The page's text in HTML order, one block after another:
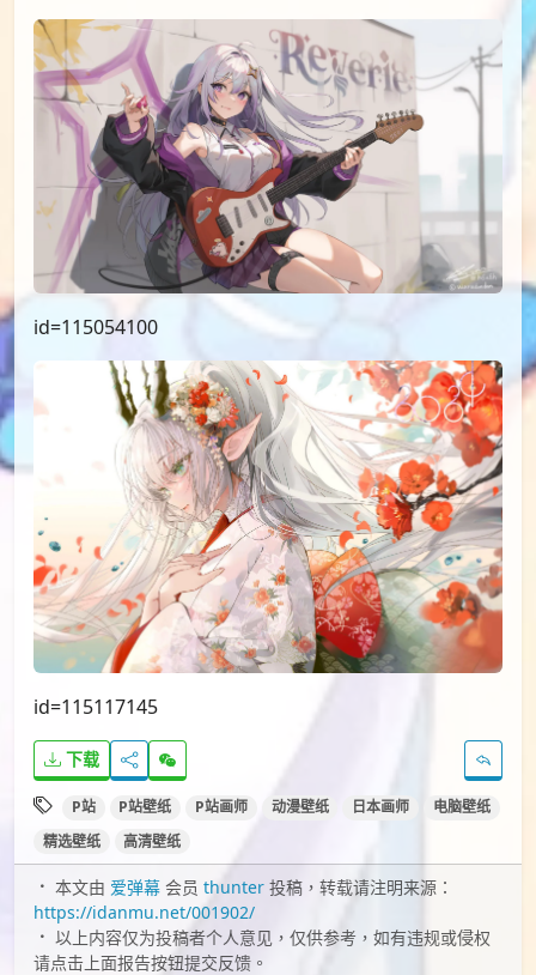
id=115054100
id=115117145
下载
P站 P站壁纸 P站画师 动漫壁纸 日本画师
电脑壁纸
精选壁纸
高清壁纸
本文由 爱弹幕 会员 thunter 投稿，转载请注明来源：
https://idanmu.net/001902/
以上内容仅为投稿者个人意见，仅供参考，如有违规或侵权
请点击上面报告按钮提交反馈。